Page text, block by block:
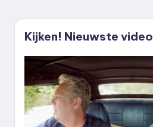
Kijken! Nieuwste video